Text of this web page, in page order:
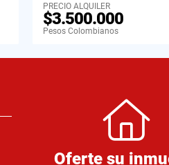
PRECIO ALQUILER
$3.500.000
Pesos Colombianos
Oferte su